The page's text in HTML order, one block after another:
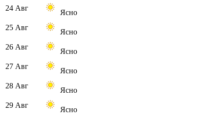
24 Авг
Ясно
25 Авг
Ясно
26 Авг
Ясно
27 Авг
Ясно
28 Авг
Ясно
29 Авг
Ясно